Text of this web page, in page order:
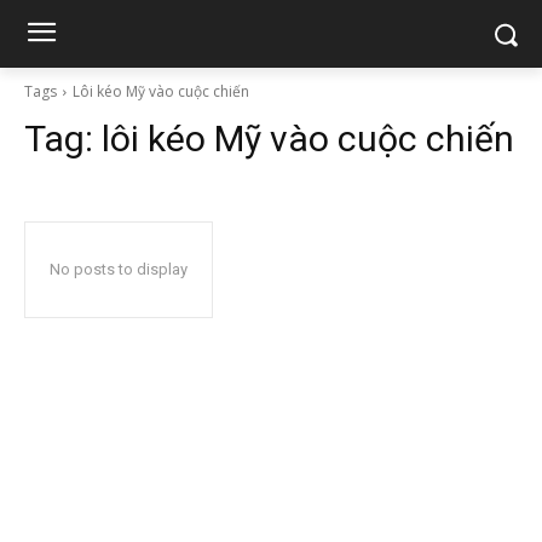
Tags Lôi kéo Mỹ vào cuộc chiến
Tag: lôi kéo Mỹ vào cuộc chiến
No posts to display